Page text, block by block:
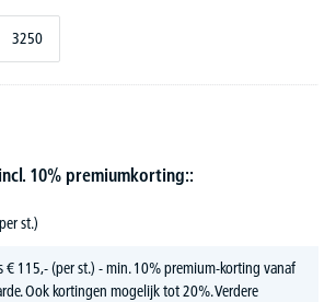
3250
10% premiumkorting::
st.)
€ 115,-(per st.) - min. 10% premium-korting vanaf
Ook kortingen mogelijk tot 20%.Verdere